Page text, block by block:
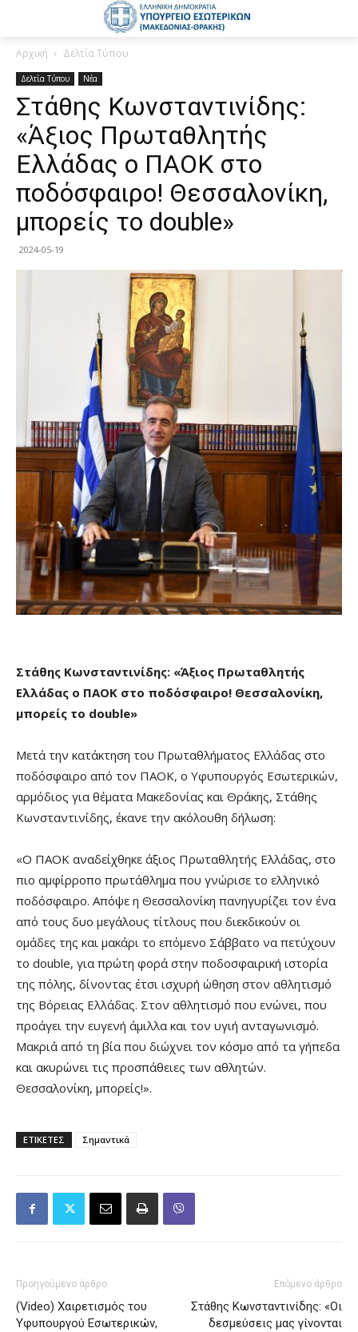
Αρχική Δελτία Τύπου
Δελτία Τύπου Νέα
Στάθης Κωνσταντινίδης:
«Άξιος Πρωταθλητής
Ελλάδας ο ΠΑΟΚ στο
ποδόσφαιρο! Θεσσαλονίκη,
μπορείς το double»
2024-05-19
Στάθης Κωνσταντινίδης: «Άξιος Πρωταθλητής
Ελλάδας ο ΠΑΟΚ στο ποδόσφαιρο! Θεσσαλονίκη,
μπορείς το double»
Μετά την κατάκτηση του Πρωταθλήματος Ελλάδας στο
ποδόσφαιρο από τον ΠΑΟΚ, ο Υφυπουργός Εσωτερικών,
αρμόδιος για θέματα Μακεδονίας και Θράκης, Στάθης
Κωνσταντινίδης, έκανε την ακόλουθη δήλωση:
«Ο ΠΑΟΚ αναδείχθηκε άξιος Πρωταθλητής Ελλάδας, στο
πιο αμφίρροπο πρωτάθλημα που γνώρισε το ελληνικό
ποδόσφαιρο. Απόψε η Θεσσαλονίκη πανηγυρίζει τον ένα
από τους δυο μεγάλους τίτλους που διεκδικούν οι
ομάδες της και μακάρι το επόμενο Σάββατο να πετύχουν
το double, για πρώτη φορά στην ποδοσφαιρική ιστορία
της πόλης, δίνοντας έτσι ισχυρή ώθηση στον αθλητισμό
της Βόρειας Ελλάδας. Στον αθλητισμό που ενώνει, που
προάγει την ευγενή άμιλλα και τον υγιή ανταγωνισμό.
Μακριά από τη βία που διώχνει τον κόσμο από τα γήπεδα
και ακυρώνει τις προσπάθειες των αθλητών.
Θεσσαλονίκη, μπορείς!».
ΕΤΙΚΕΤΕΣ Σημαντικά
Προηγούμενο άρθρο
(Video) Χαιρετισμός του
Υφυπουργού Εσωτερικών,
Επόμενο άρθρο
Στάθης Κωνσταντινίδης: «Οι
δεσμεύσεις μας γίνονται